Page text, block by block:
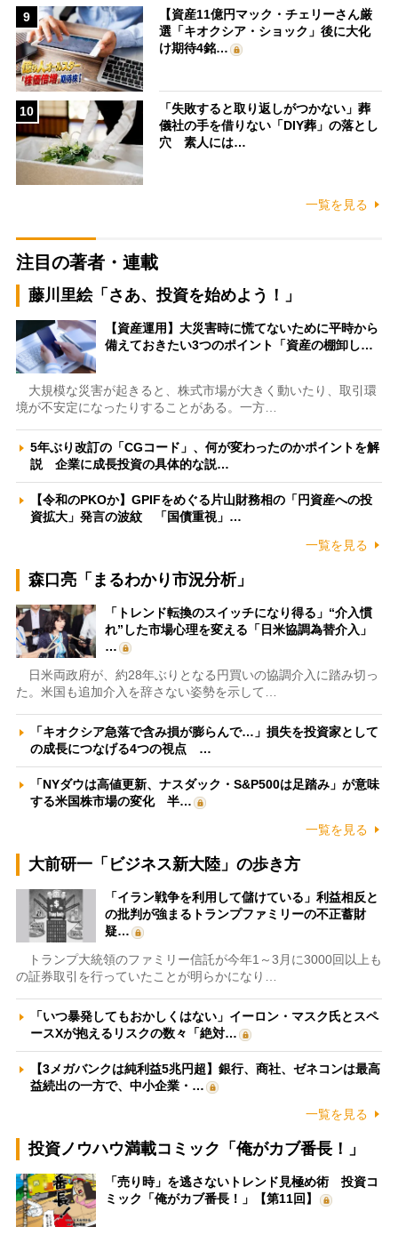
9
【資産11億円マック・チェリーさん厳
選「キオクシア・ショック」後に大化
け期待4銘…
10
「失敗すると取り返しがつかない」葬
儀社の手を借りない「DIY葬」の落とし
穴 素人には…
一覧を見る
注目の著者・連載
藤川里絵「さあ、投資を始めよう！」
【資産運用】大災害時に慌てないために平時から
備えておきたい3つのポイント「資産の棚卸し…
大規模な災害が起きると、株式市場が大きく動いたり、取引環
境が不安定になったりすることがある。一方…
5年ぶり改訂の「CGコード」、何が変わったのかポイントを解
説 企業に成長投資の具体的な説…
【令和のPKOか】GPIFをめぐる片山財務相の「円資産への投
資拡大」発言の波紋 「国債重視」…
一覧を見る
森口亮「まるわかり市況分析」
「トレンド転換のスイッチになり得る」“介入慣
れ”した市場心理を変える「日米協調為替介入」
…
日米両政府が、約28年ぶりとなる円買いの協調介入に踏み切っ
た。米国も追加介入を辞さない姿勢を示して…
「キオクシア急落で含み損が膨らんで…」損失を投資家として
の成長につなげる4つの視点 …
「NYダウは高値更新、ナスダック・S&P500は足踏み」が意味
する米国株市場の変化 半…
一覧を見る
大前研一「ビジネス新大陸」の歩き方
「イラン戦争を利用して儲けている」利益相反と
の批判が強まるトランプファミリーの不正蓄財
疑…
トランプ大統領のファミリー信託が今年1～3月に3000回以上も
の証券取引を行っていたことが明らかになり…
「いつ暴発してもおかしくはない」イーロン・マスク氏とスペ
ースXが抱えるリスクの数々「絶対…
【3メガバンクは純利益5兆円超】銀行、商社、ゼネコンは最高
益続出の一方で、中小企業・…
一覧を見る
投資ノウハウ満載コミック「俺がカブ番長！」
「売り時」を逃さないトレンド見極め術 投資コ
ミック「俺がカブ番長！」【第11回】